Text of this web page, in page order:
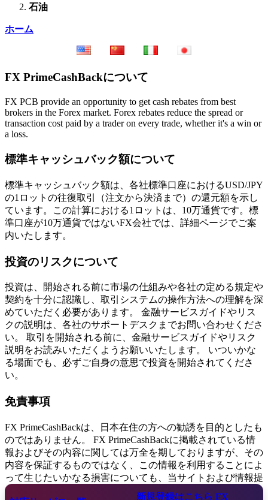
石油
ホーム
FX PrimeCashBackについて
FX PCB provide an opportunity to get cash rebates from best
brokers in the Forex market. Forex rebates reduce the spread or
transaction cost paid by a trader on every trade, whether it's a win or
a loss.
標準キャッシュバック額について
標準キャッシュバック額は、各社標準口座におけるUSD/JPY
の1ロットの往復取引（注文から決済まで）の還元額を示し
ています。この計算における1ロットは、10万通貨です。標
準口座が10万通貨ではないFX会社では、詳細ページでご案
内いたします。
投資のリスクについて
投資は、開始される前に市場の仕組みや各社の定める規定や
契約を十分に認識し、取引システムの操作方法への理解を深
めていただく必要があります。 金融サービスガイドやリス
クの説明は、各社のサポートデスクまでお問い合わせくださ
い。 取引を開始される前に、金融サービスガイドやリスク
説明をお読みいただくようお願いいたします。 いついかな
る場面でも、必ずご自身の意思で投資を開始されてくださ
い。
免責事項
FX PrimeCashBackは、日本在住の方への勧誘を目的としたも
のではありません。 FX PrimeCashBackに掲載されている情
報およびその内容に関しては万全を期しておりますが、その
内容を保証するものではなく、この情報を利用することによ
って生じたいかなる損害についても、当サイトおよび情報提
供者は一切の責任を負いません。 FX PrimeCashBackは、投
新規登録はこちら FX